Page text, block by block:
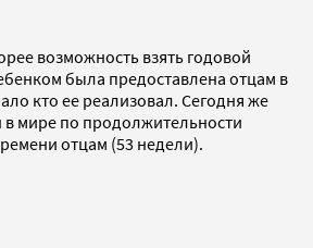
возможность взять годовой
была предоставлена отцам в
кто ее реализовал. Сегодня же
мире по продолжительности
отцам (53 недели).